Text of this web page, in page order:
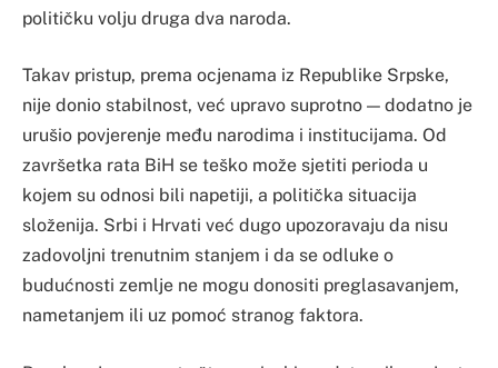
političku volju druga dva naroda.
Takav pristup, prema ocjenama iz Republike Srpske,
nije donio stabilnost, već upravo suprotno — dodatno je
urušio povjerenje među narodima i institucijama. Od
završetka rata BiH se teško može sjetiti perioda u
kojem su odnosi bili napetiji, a politička situacija
složenija. Srbi i Hrvati već dugo upozoravaju da nisu
zadovoljni trenutnim stanjem i da se odluke o
budućnosti zemlje ne mogu donositi preglasavanjem,
nametanjem ili uz pomoć stranog faktora.